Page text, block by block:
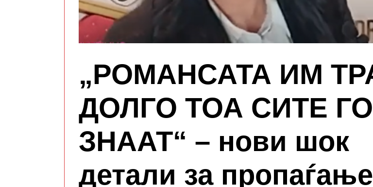
„РОМАНСАТА ИМ
ДОЛГО ТОА СИТЕ ГО
ЗНААТ“ – нови шок
детали за